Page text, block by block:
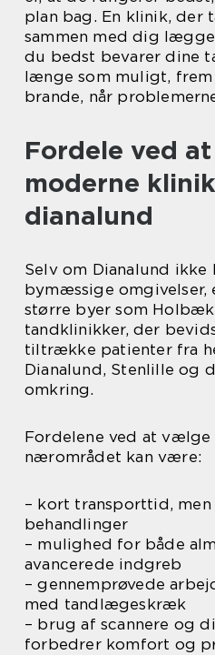
plan bag. En klinik, der
sammen med dig
du bedst bevarer dine
længe som muligt,
brande, når
Fordele ved
moderne
dianalund
Selv om Dianalund ikke
bymæssige
større byer som
tandklinikker, der
tiltrække patienter fra
Dianalund, Stenlille og
omkring.
Fordelene ved at vælge
nærområdet kan være:
– kort transporttid,
behandlinger
– mulighed for både
avancerede indgreb
– gennemprøvede
med tandlægeskræk
– brug af scannere og
forbedrer komfort og